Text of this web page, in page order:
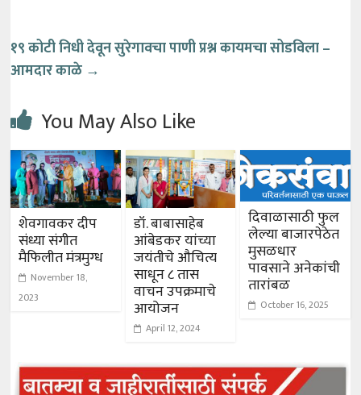
१९ कोटी निधी देवून सुरेगावचा पाणी प्रश्न कायमचा सोडविला –
आमदार काळे →
You May Also Like
शेवगावकर दीप
संध्या संगीत
मैफिलीत मंत्रमुग्ध
November 18,
2023
डॉ. बाबासाहेब
आंबेडकर यांच्या
जयंतीचे औचित्य
साधून ८ तास
वाचन उपक्रमाचे
आयोजन
April 12, 2024
दिवाळासाठी फुल
लेल्या बाजारपेठेत
मुसळधार
पावसाने अनेकांची
तारांबळ
October 16, 2025